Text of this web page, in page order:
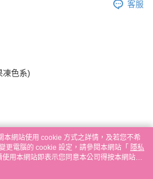
客服
凍色系)
本網站使用 cookie 方式之詳情，及若您不希
更電腦的 cookie 設定，請參閱本網站「 隱私
用本網站即表示您同意本公司得按本網站使